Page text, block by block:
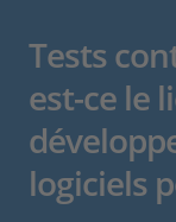
Tests
est-ce le
logiciels